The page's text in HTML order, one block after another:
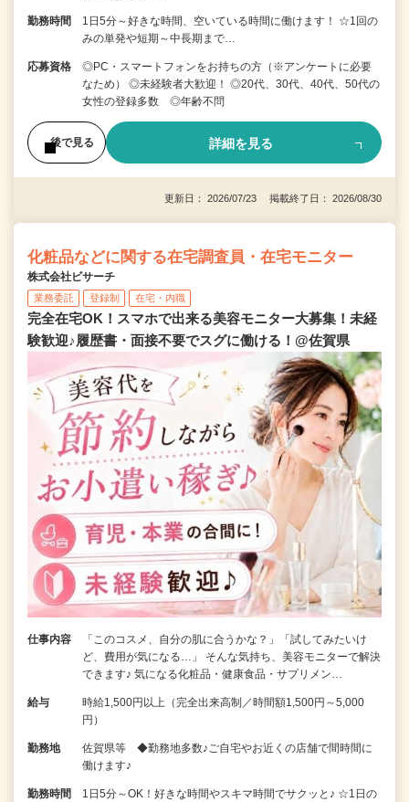
勤務時間
1日5分～好きな時間、空いている時間に働けます！ ☆1回の
みの単発や短期～中長期まで…
応募資格
◎PC・スマートフォンをお持ちの方（※アンケートに必要
なため） ◎未経験者大歓迎！ ◎20代、30代、40代、50代の
女性の登録多数 ◎年齢不問
後で見る 詳細を見る
更新日： 2026/07/23 掲載終了日： 2026/08/30
化粧品などに関する在宅調査員・在宅モニター
株式会社ビサーチ
業務委託 登録制 在宅・内職
完全在宅OK！スマホで出来る美容モニター大募集！未経
験歓迎♪履歴書・面接不要でスグに働ける！@佐賀県
仕事内容
「このコスメ、自分の肌に合うかな？」「試してみたいけ
ど、費用が気になる…」 そんな気持ち、美容モニターで解決
できます♪ 気になる化粧品・健康食品・サプリメン…
給与
時給1,500円以上（完全出来高制／時間額1,500円～5,000
円）
勤務地
佐賀県等 ◆勤務地多数♪ご自宅やお近くの店舗で間時間に
働けます♪
勤務時間
1日5分～OK！好きな時間やスキマ時間でサクッと♪ ☆1日の